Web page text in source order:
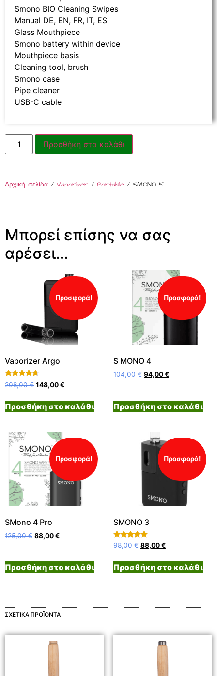
Smono BIO Cleaning Swipes
Manual DE, EN, FR, IT, ES
Glass Mouthpiece
Smono battery within device
Mouthpiece basis
Cleaning tool, brush
Smono case
Pipe cleaner
USB-C cable
Προσθήκη στο καλάθι
Αρχική σελίδα / Vaporizer / Portable / SMONO 5
Μπορεί επίσης να σας
αρέσει…
Προσφορά!
Vaporizer Argo
Βαθμολογήθηκε
με
από 5
208,00€ 148,00€
Προσθήκη στο καλάθι
Προσφορά!
S MONO 4
104,00€ 94,00€
Προσθήκη στο καλάθι
Προσφορά!
SMono 4 Pro
125,00€ 88,00€
Προσθήκη στο καλάθι
Προσφορά!
SMONO 3
Βαθμολογήθηκε
με
από 5
98,00€ 88,00€
Προσθήκη στο καλάθι
ΣΧΕΤΙΚΆ ΠΡΟΪΌΝΤΑ